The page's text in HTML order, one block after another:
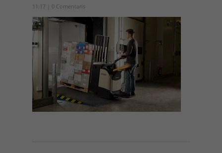
11:17 0 Comentaris